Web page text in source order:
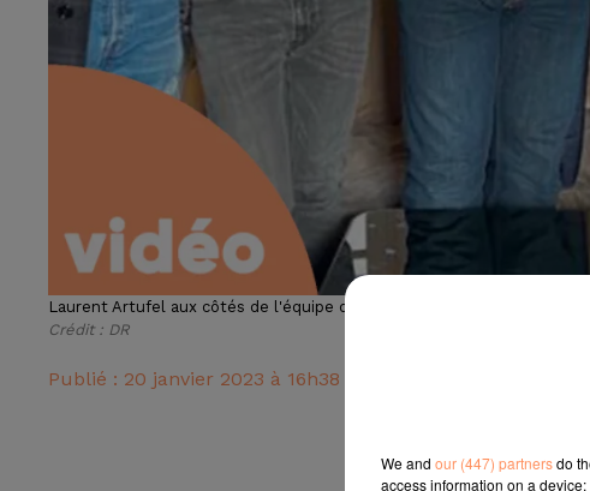
Laurent Artufel aux côtés de l'équipe du film
Crédit : DR
Publié : 20 janvier 2023 à 16h38 par Radio Star
We and our (447) partnersdo
access information on a